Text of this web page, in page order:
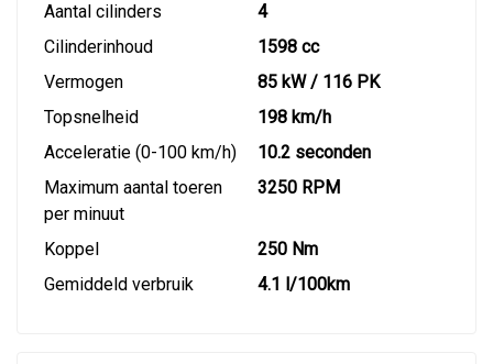
Aantal cilinders
4
Cilinderinhoud
1598 cc
Vermogen
85 kW / 116 PK
Topsnelheid
198 km/h
Acceleratie (0-100 km/h)
10.2 seconden
Maximum aantal toeren
per minuut
3250 RPM
Koppel
250 Nm
Gemiddeld verbruik
4.1 l/100km